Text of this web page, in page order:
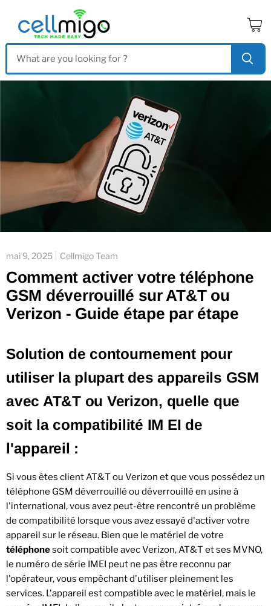
le
panier
mai 9, 2025 Cellmigo Team
Comment activer votre téléphone
GSM déverrouillé sur AT&T ou
Verizon - Guide étape par étape
Solution de contournement pour
utiliser la plupart des appareils GSM
avec AT&T ou Verizon, quelle que
soit la compatibilité IM EI de
l'appareil :
Si vous êtes client AT&T ou Verizon et que vous possédez un
téléphone GSM déverrouillé ou déverrouillé en usine à
l'international, vous avez peut-être rencontré un problème
de compatibilité lorsque vous avez essayé d'activer votre
appareil sur le réseau. Bien que le matériel de votre
téléphonesoit compatible avec Verizon, AT&T et ses MVNO,
le numéro de série IMEI peut ne pas être reconnu par
l'opérateur, vous empêchant d'utiliser pleinement les
services. L'appareil est compatible avec le matériel, mais le